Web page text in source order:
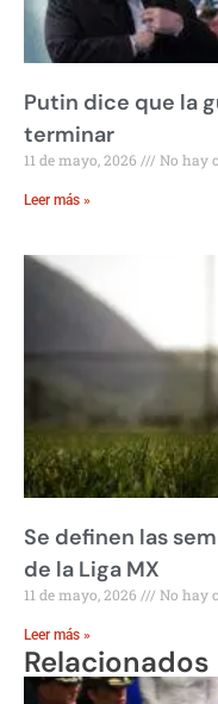
Putin dice que la
terminar
11 de mayo, 2026 No hay
Leer más »
Se definen las
de la Liga MX
11 de mayo, 2026 No hay
Leer más »
Relacionados